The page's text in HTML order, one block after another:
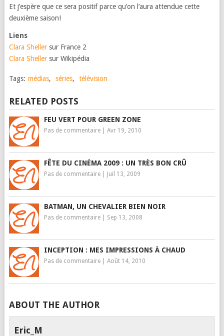
Et j’espère que ce sera positif parce qu’on l’aura attendue cette
deuxième saison!
Liens
Clara Shellersur France 2
Clara Shellersur Wikipédia
Tags: médias, séries, télévision
RELATED POSTS
FEU VERT POUR GREEN ZONE
Pas de commentaire| Avr 19, 2010
FÊTE DU CINÉMA 2009 : UN TRÈS BON CRÛ
Pas de commentaire| Juil 13, 2009
BATMAN, UN CHEVALIER BIEN NOIR
Pas de commentaire| Sep 13, 2008
INCEPTION : MES IMPRESSIONS À CHAUD
Pas de commentaire| Août 14, 2010
ABOUT THE AUTHOR
Eric_M